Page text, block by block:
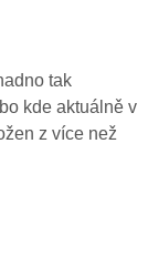
tak
kde aktuálně v
z více než